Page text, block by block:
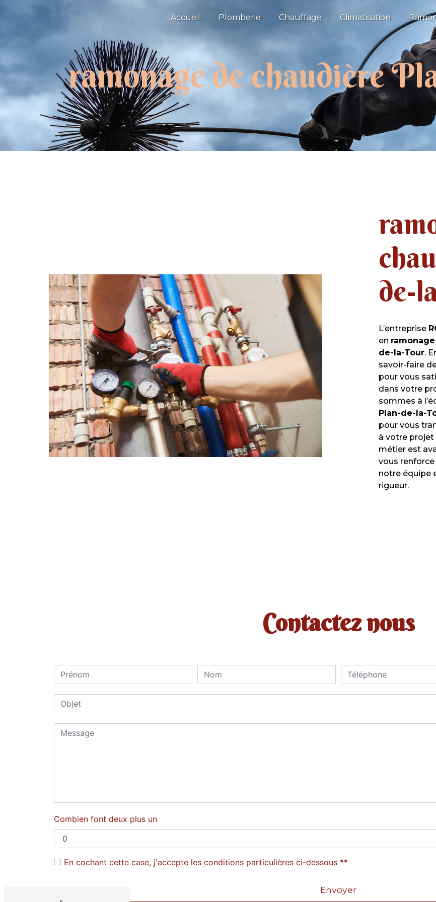
Accueil Plomberie Chauffage Climatisation
ramonage de chaudière
de-
L’entreprise
en
de-la-Tour.
savoir-faire
pour vous
dans votre
sommes à
Plan-de-la-
pour vous
à votre projet
métier est
vous
notre équipe
rigueur.
Contactez nous
Combien font deux plus un
En cochant cette case, j'accepte les conditions particulières ci-dessous **
Envoyer